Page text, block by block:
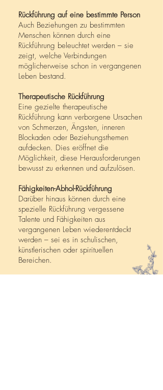
Rückführung auf eine bestimmte Person
Auch Beziehungen zu bestimmten
Menschen können durch eine
Rückführung beleuchtet werden – sie
zeigt, welche Verbindungen
möglicherweise schon in vergangenen
Leben bestand.
Therapeutische Rückführung
Eine gezielte therapeutische
Rückführung kann verborgene Ursachen
von Schmerzen, Ängsten, inneren
Blockaden oder Beziehungsthemen
aufdecken. Dies eröffnet die
Möglichkeit, diese Herausforderungen
bewusst zu erkennen und aufzulösen.
​Fähigkeiten-Abhol-Rückführung
Darüber hinaus können durch eine
spezielle Rückführung vergessene
Talente und Fähigkeiten aus
vergangenen Leben wiederentdeckt
werden – sei es in schulischen,
künstlerischen oder spirituellen
Bereichen.